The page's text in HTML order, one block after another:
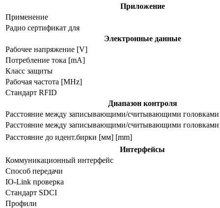
Приложение
Применение
Радио сертификат для
Электронные данные
Рабочее напряжение [V]
Потребление тока [mA]
Класс защиты
Рабочая частота [MHz]
Стандарт RFID
Диапазон контроля
Расстояние между записывающими/считывающими головками
Расстояние между записывающими/считывающими головками
Расстояние до идент.бирки [мм] [mm]
Интерфейсы
Коммуникационный интерфейс
Способ передачи
IO-Link проверка
Стандарт SDCI
Профили